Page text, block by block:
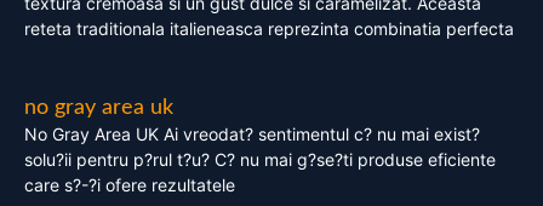
reteta traditionala italieneasca reprezinta combinatia perfecta
no gray area uk
No Gray Area UK Ai vreodat? sentimentul c? nu mai exist?
solu?ii pentru p?rul t?u? C? nu mai g?se?ti produse eficiente
care s?-?i ofere rezultatele